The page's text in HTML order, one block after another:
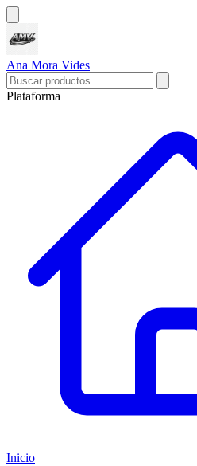
Ana Mora Vides
Plataforma
Inicio